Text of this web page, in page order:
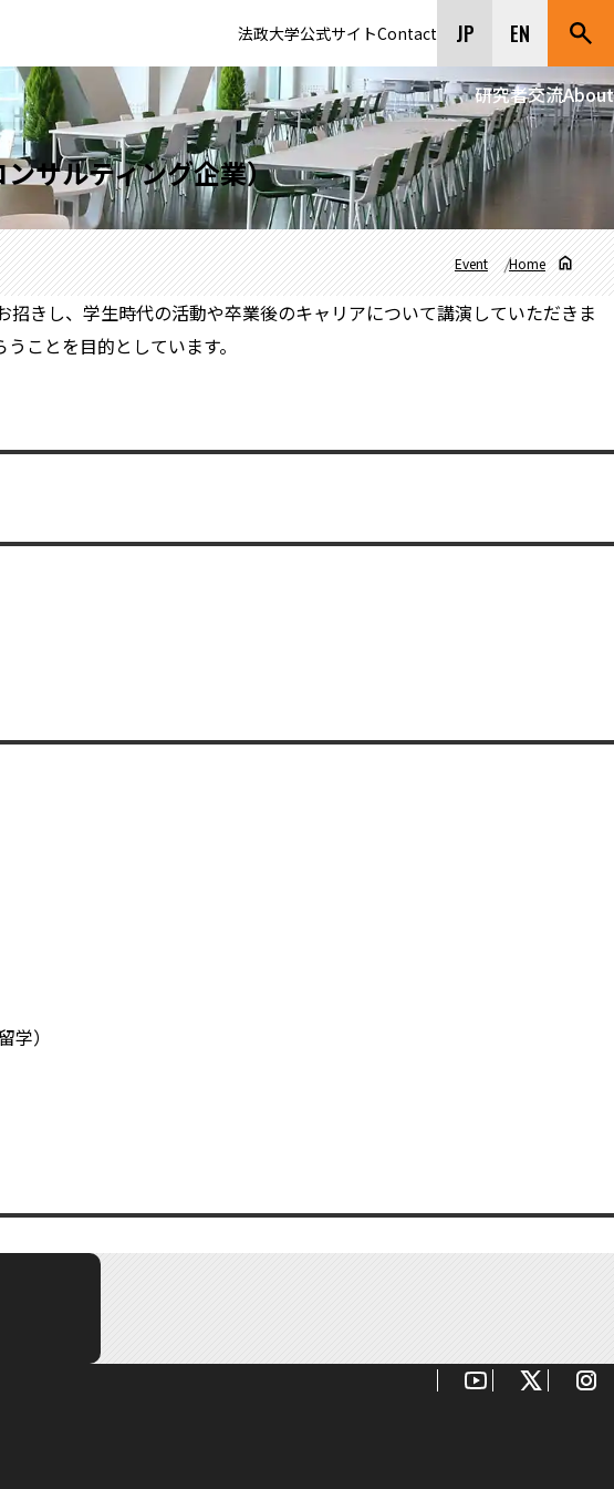
法政大学公式サイトContact JP EN
研究者交流About
サルティング企業）
Home
Event
きし、学生時代の活動や卒業後のキャリアについて講演していただきま
ことを目的としています。
）